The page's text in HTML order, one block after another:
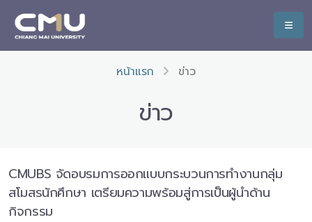
หน้าแรก ข่าว
ข่าว
CMUBS จัดอบรมการออกแบบกระบวนการทำงานกลุ่ม
สโมสรนักศึกษา เตรียมความพร้อมสู่การเป็นผู้นำด้าน
กิจกรรม